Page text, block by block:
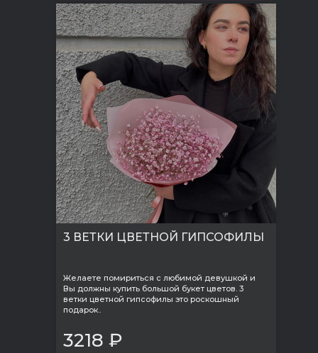
3 ВЕТКИ ЦВЕТНОЙ ГИПСОФИЛЫ
Желаете помириться с любимой девушкой и
Вы должны купить большой букет цветов. 3
ветки цветной гипсофилы это роскошный
подарок..
3218 ₽